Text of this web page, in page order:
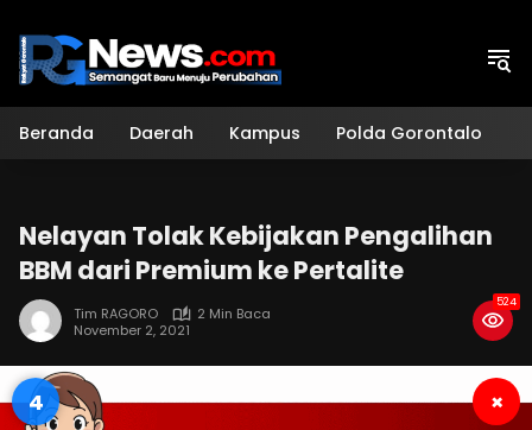
konten
Beranda Daerah Kampus Polda Gorontalo
Nelayan Tolak Kebijakan Pengalihan
BBM dari Premium ke Pertalite
Tim RAGORO
2 Min Baca
November 2, 2021
524
3 ×